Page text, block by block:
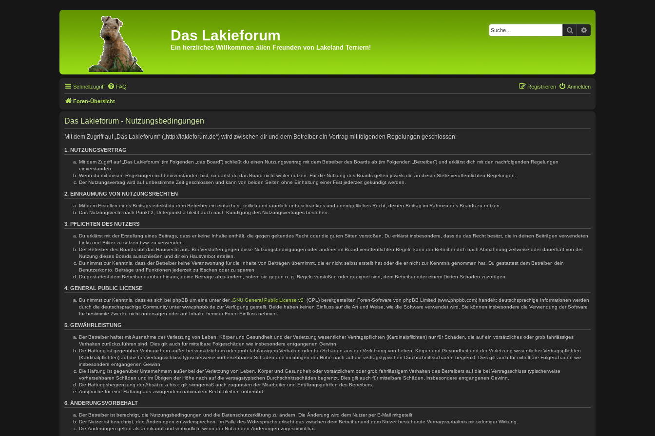
Das Lakieforum
Ein herzliches Willkommen allen Freunden von Lakeland Terriern!
Suche
Schnellzugriff FAQ Anmelden
Registrieren
Foren-Übersicht
Das Lakieforum - Nutzungsbedingungen
Mit dem Zugriff auf „Das Lakieforum“ („http://lakieforum.de“) wird zwischen dir und dem Betreiber ein Vertrag mit folgenden Regelungen geschlossen:
1. NUTZUNGSVERTRAG
Mit dem Zugriff auf „Das Lakieforum“ (im Folgenden „das Board“) schließt du einen Nutzungsvertrag mit dem Betreiber des Boards ab (im Folgenden „Betreiber“) und erklärst dich mit den nachfolgenden Regelungen
einverstanden.
Wenn du mit diesen Regelungen nicht einverstanden bist, so darfst du das Board nicht weiter nutzen. Für die Nutzung des Boards gelten jeweils die an dieser Stelle veröffentlichten Regelungen.
Der Nutzungsvertrag wird auf unbestimmte Zeit geschlossen und kann von beiden Seiten ohne Einhaltung einer Frist jederzeit gekündigt werden.
2. EINRÄUMUNG VON NUTZUNGSRECHTEN
Mit dem Erstellen eines Beitrags erteilst du dem Betreiber ein einfaches, zeitlich und räumlich unbeschränktes und unentgeltliches Recht, deinen Beitrag im Rahmen des Boards zu nutzen.
Das Nutzungsrecht nach Punkt 2, Unterpunkt a bleibt auch nach Kündigung des Nutzungsvertrages bestehen.
3. PFLICHTEN DES NUTZERS
Du erklärst mit der Erstellung eines Beitrags, dass er keine Inhalte enthält, die gegen geltendes Recht oder die guten Sitten verstoßen. Du erklärst insbesondere, dass du das Recht besitzt, die in deinen Beiträgen verwendeten
Links und Bilder zu setzen bzw. zu verwenden.
Der Betreiber des Boards übt das Hausrecht aus. Bei Verstößen gegen diese Nutzungsbedingungen oder anderer im Board veröffentlichten Regeln kann der Betreiber dich nach Abmahnung zeitweise oder dauerhaft von der
Nutzung dieses Boards ausschließen und dir ein Hausverbot erteilen.
Du nimmst zur Kenntnis, dass der Betreiber keine Verantwortung für die Inhalte von Beiträgen übernimmt, die er nicht selbst erstellt hat oder die er nicht zur Kenntnis genommen hat. Du gestattest dem Betreiber, dein
Benutzerkonto, Beiträge und Funktionen jederzeit zu löschen oder zu sperren.
Du gestattest dem Betreiber darüber hinaus, deine Beiträge abzuändern, sofern sie gegen o. g. Regeln verstoßen oder geeignet sind, dem Betreiber oder einem Dritten Schaden zuzufügen.
4. GENERAL PUBLIC LICENSE
Du nimmst zur Kenntnis, dass es sich bei phpBB um eine unter der „ GNU General Public License v2“ (GPL) bereitgestellten Foren-Software von phpBB Limited (www.phpbb.com) handelt; deutschsprachige Informationen werden
durch die deutschsprachige Community unter www.phpbb.de zur Verfügung gestellt. Beide haben keinen Einfluss auf die Art und Weise, wie die Software verwendet wird. Sie können insbesondere die Verwendung der Software
für bestimmte Zwecke nicht untersagen oder auf Inhalte fremder Foren Einfluss nehmen.
5. GEWÄHRLEISTUNG
Der Betreiber haftet mit Ausnahme der Verletzung von Leben, Körper und Gesundheit und der Verletzung wesentlicher Vertragspflichten (Kardinalpflichten) nur für Schäden, die auf ein vorsätzliches oder grob fahrlässiges
Verhalten zurückzuführen sind. Dies gilt auch für mittelbare Folgeschäden wie insbesondere entgangenen Gewinn.
Die Haftung ist gegenüber Verbrauchern außer bei vorsätzlichem oder grob fahrlässigem Verhalten oder bei Schäden aus der Verletzung von Leben, Körper und Gesundheit und der Verletzung wesentlicher Vertragspflichten
(Kardinalpflichten) auf die bei Vertragsschluss typischerweise vorhersehbaren Schäden und im übrigen der Höhe nach auf die vertragstypischen Durchschnittsschäden begrenzt. Dies gilt auch für mittelbare Folgeschäden wie
insbesondere entgangenen Gewinn.
Die Haftung ist gegenüber Unternehmern außer bei der Verletzung von Leben, Körper und Gesundheit oder vorsätzlichem oder grob fahrlässigem Verhalten des Betreibers auf die bei Vertragsschluss typischerweise
vorhersehbaren Schäden und im Übrigen der Höhe nach auf die vertragstypischen Durchschnittsschäden begrenzt. Dies gilt auch für mittelbare Schäden, insbesondere entgangenen Gewinn.
Die Haftungsbegrenzung der Absätze a bis c gilt sinngemäß auch zugunsten der Mitarbeiter und Erfüllungsgehilfen des Betreibers.
Ansprüche für eine Haftung aus zwingendem nationalem Recht bleiben unberührt.
6. ÄNDERUNGSVORBEHALT
Der Betreiber ist berechtigt, die Nutzungsbedingungen und die Datenschutzerklärung zu ändern. Die Änderung wird dem Nutzer per E-Mail mitgeteilt.
Der Nutzer ist berechtigt, den Änderungen zu widersprechen. Im Falle des Widerspruchs erlischt das zwischen dem Betreiber und dem Nutzer bestehende Vertragsverhältnis mit sofortiger Wirkung.
Die Änderungen gelten als anerkannt und verbindlich, wenn der Nutzer den Änderungen zugestimmt hat.